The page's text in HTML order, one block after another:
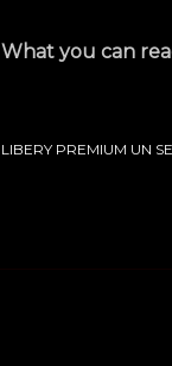
What you can
LIBERY PREMIUM UN